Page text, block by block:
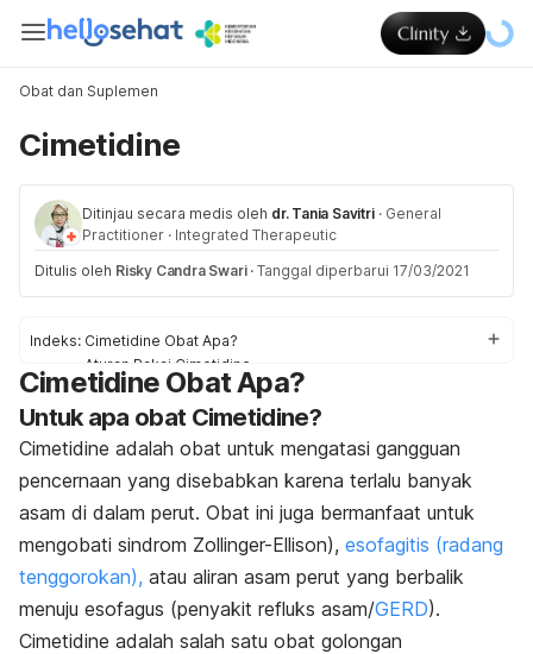
Obat dan Suplemen
Cimetidine
Ditinjau secara medis oleh dr. Tania Savitri · General
Practitioner · Integrated Therapeutic
Ditulis oleh Risky Candra Swari · Tanggal diperbarui 17/03/2021
Indeks: Cimetidine Obat Apa?
Aturan Pakai Cimetidine
Dosis Cimetidine
Efek samping Cimetidine
Peringatan dan Perhatian Obat Cimetidine
Interaksi Obat Cimetidine
Cimetidine Obat Apa?
Untuk apa obat Cimetidine?
Cimetidine adalah obat untuk mengatasi gangguan
pencernaan yang disebabkan karena terlalu banyak
asam di dalam perut. Obat ini juga bermanfaat untuk
mengobati sindrom Zollinger-Ellison), esofagitis (radang
tenggorokan), atau aliran asam perut yang berbalik
menuju esofagus (penyakit refluks asam/GERD).
Cimetidine adalah salah satu obat golongan